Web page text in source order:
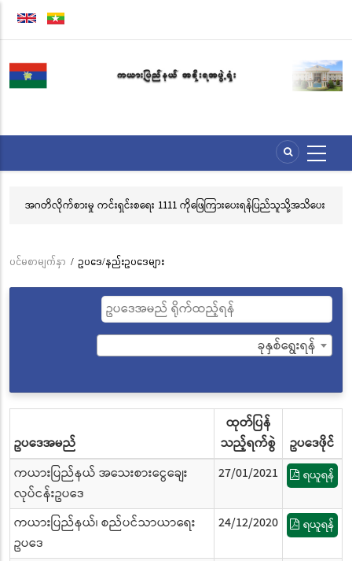
အဓိက
အကြောင်းအရာ
သွား
မည်
အဂတိလိုက်စားမှု ကင်းရှင်းစရေး 1111 ကိုဖြေကြားပေးရန်ပြည်သူသို့အသိပေး
Breadcrumb
ပင်မစာမျက်နှာ / ဥပဒေ/နည်းဥပဒေများ
ခုနှစ်ရွေးရန်
ဥပဒေအမည်
ထုတ်ပြန်
သည့်ရက်စွဲ
ဥပဒေဖိုင်
ကယားပြည်နယ် အသေးစားငွေချေး
လုပ်ငန်းဥပဒေ
27/01/2021 ရယူရန်
ကယားပြည်နယ်၊ စည်ပင်သာယာရေး
ဥပဒေ
24/12/2020 ရယူရန်